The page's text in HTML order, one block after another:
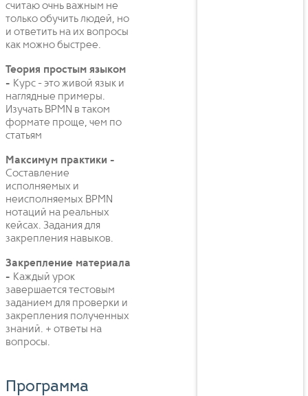
считаю очнь важным не
только обучить людей, но
и ответить на их вопросы
как можно быстрее.
Теория простым языком
- Курс - это живой язык и
наглядные примеры.
Изучать BPMN в таком
формате проще, чем по
статьям
Максимум практики -
Составление
исполняемых и
неисполняемых BPMN
нотаций на реальных
кейсах. Задания для
закрепления навыков.
Закрепление материала
- Каждый урок
завершается тестовым
заданием для проверки и
закрепления полученных
знаний. + ответы на
вопросы.
Программа